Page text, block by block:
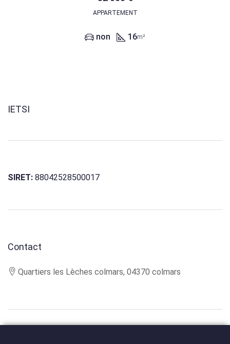
APPARTEMENT
non 16m²
IETSI
SIRET: 88042528500017
Contact
Quartiers les Lèches colmars, 04370 colmars